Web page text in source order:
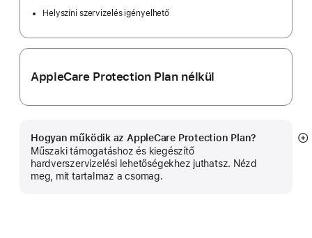
Helyszíni szervizelés igényelhető
AppleCare Protection Plan nélkül
Hogyan működik az AppleCare Protection Plan?
Műszaki támogatáshoz és kiegészítő
hardverszervizelési lehetőségekhez juthatsz. Nézd
meg, mit tartalmaz a csomag.